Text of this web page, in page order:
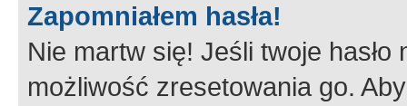
Zapomniałem hasła!
Nie martw się! Jeśli twoje
możliwość zresetowania go.